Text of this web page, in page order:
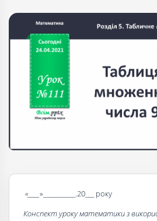
«____ »___________.20___ року
Конспект уроку математики з